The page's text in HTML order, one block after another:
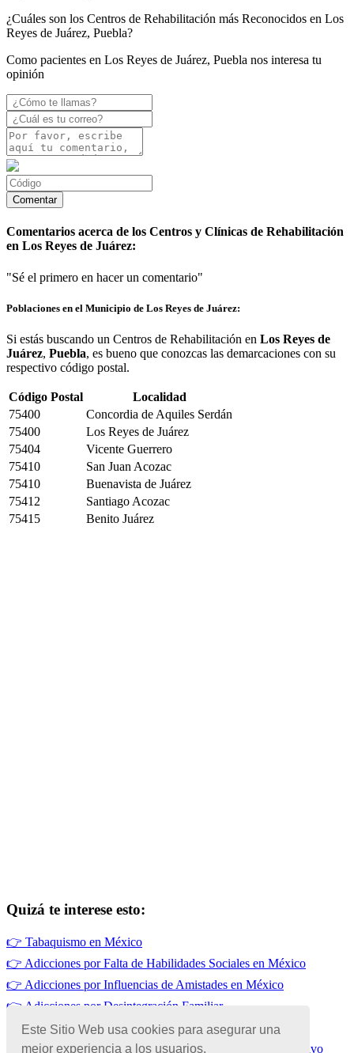
Este Sitio Web usa cookies para asegurar una
mejor experiencia a los usuarios.
¿Cuáles son los Centros de Rehabilitación más Reconocidos en Los
Reyes de Juárez, Puebla?
Como pacientes en Los Reyes de Juárez, Puebla nos interesa tu
opinión
Comentarios acerca de los Centros y Clínicas de Rehabilitación
en Los Reyes de Juárez:
"Sé el primero en hacer un comentario"
Poblaciones en el Municipio de Los Reyes de Juárez:
Si estás buscando un Centros de Rehabilitación en Los Reyes de
Juárez, Puebla, es bueno que conozcas las demarcaciones con su
respectivo código postal.
Código Postal
Localidad
75400
Concordia de Aquiles Serdán
75400
Los Reyes de Juárez
75404
Vicente Guerrero
75410
San Juan Acozac
75410
Buenavista de Juárez
75412
Santiago Acozac
75415
Benito Juárez
Quizá te interese esto:
👉 Tabaquismo en México
👉 Adicciones por Falta de Habilidades Sociales en México
👉 Adicciones por Influencias de Amistades en México
👉 Adicciones por Desintegración Familiar
👉Drogadicción en México
👉Adicciones para Mejorar el Rendimiento Físico y Deportivo